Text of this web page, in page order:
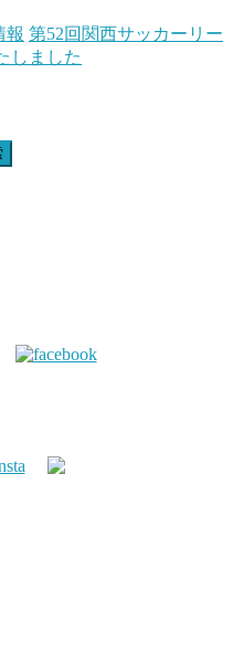
報 第52回関西サッカーリー
しました